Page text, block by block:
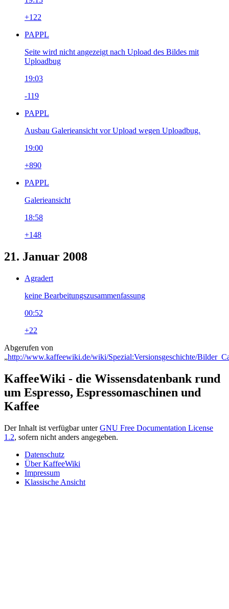
+122
PAPPL
Seite wird nicht angezeigt nach Upload des Bildes mit
Uploadbug
19:03
-119
PAPPL
Ausbau Galerieansicht vor Upload wegen Uploadbug.
19:00
+890
PAPPL
Galerieansicht
18:58
+148
21. Januar 2008
Agradert
keine Bearbeitungszusammenfassung
00:52
+22
Abgerufen von
„http://www.kaffeewiki.de/wiki/Spezial:Versionsgeschichte/
KaffeeWiki - die Wissensdatenbank rund
um Espresso, Espressomaschinen und
Kaffee
Der Inhalt ist verfügbar unterGNU Free Documentation License
1.2, sofern nicht anders angegeben.
Datenschutz
Über KaffeeWiki
Impressum
Klassische Ansicht